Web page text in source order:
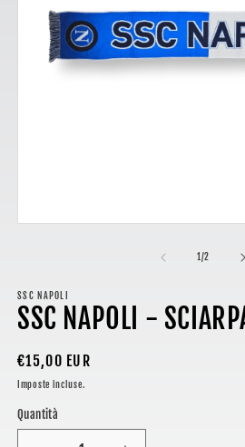
finestra
modale
1 /su
2
SSC NAPOLI
SSC NAPOLI -
Prezzo
di
listino
€15,00 EUR
Imposte incluse.
Quantità